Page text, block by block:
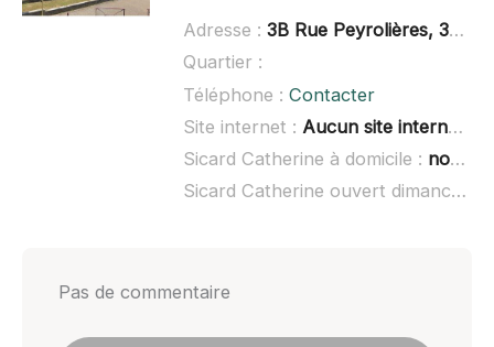
Adresse : 3B Rue Peyrolières, 31830 Plaisance-du-Touch
Quartier :
Téléphone : Contacter
Site internet : Aucun site internet connu
Sicard Catherine à domicile : non renseigné
Sicard Catherine ouvert dimanche :
Pas de commentaire